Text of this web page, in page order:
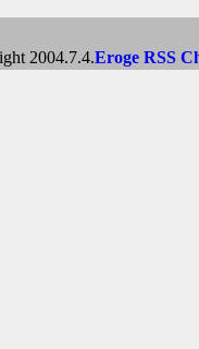
2004.7.4.Eroge RSS